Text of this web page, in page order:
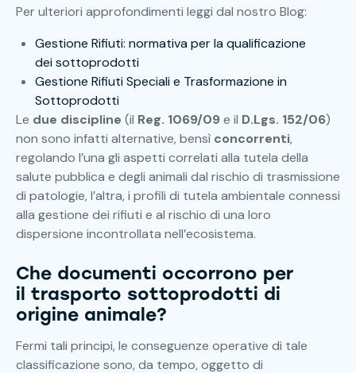
Per ulteriori approfondimenti leggi dal nostro Blog:
Gestione Rifiuti: normativa per la qualificazione
dei sottoprodotti
Gestione Rifiuti Speciali e Trasformazione in
Sottoprodotti
Le due discipline (il Reg. 1069/09e il D.Lgs. 152/06)
non sono infatti alternative, bensì concorrenti,
regolando l’una gli aspetti correlati alla tutela della
salute pubblica e degli animali dal rischio di trasmissione
di patologie, l’altra, i profili di tutela ambientale connessi
alla gestione dei rifiuti e al rischio di una loro
dispersione incontrollata nell’ecosistema.
Che documenti occorrono per
il trasporto sottoprodotti di
origine animale?
Fermi tali principi, le conseguenze operative di tale
classificazione sono, da tempo, oggetto di